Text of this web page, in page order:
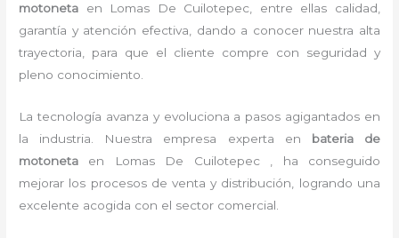
motoneta
en Lomas De Cuilotepec, entre ellas calidad,
garantía y atención efectiva, dando a conocer nuestra alta
trayectoria, para que el cliente compre con seguridad y
pleno conocimiento.
La tecnología avanza y evoluciona a pasos agigantados en
la industria. Nuestra empresa experta en bateria de
motoneta en Lomas De Cuilotepec , ha conseguido
mejorar los procesos de venta y distribución, logrando una
excelente acogida con el sector comercial.